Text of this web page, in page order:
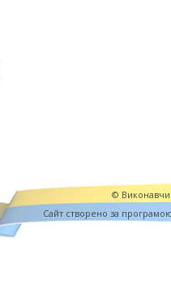
©
Cайт створено за